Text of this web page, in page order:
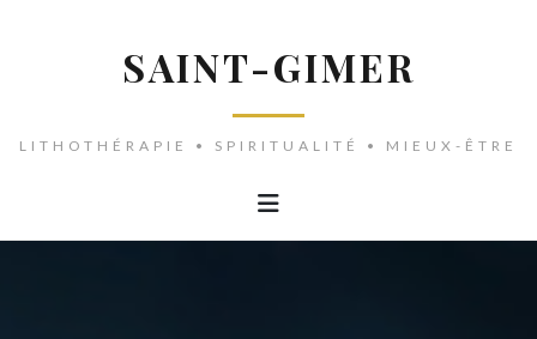
SAINT-GIMER
LITHOTHÉRAPIE • SPIRITUALITÉ • MIEUX-ÊTRE